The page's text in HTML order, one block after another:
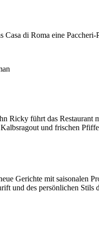
di Roma eine
Ricky führt das
und frischen
Gerichte mit saisonalen
und des persönlichen Stils